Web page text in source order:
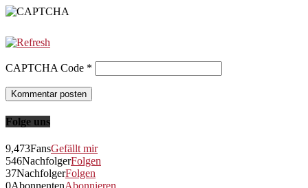
CAPTCHA Code *
Folge uns
9,473FansGefällt mir
546NachfolgerFolgen
37NachfolgerFolgen